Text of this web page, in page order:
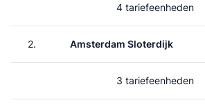
4 tariefeenheden
2. Amsterdam Sloterdijk
3 tariefeenheden